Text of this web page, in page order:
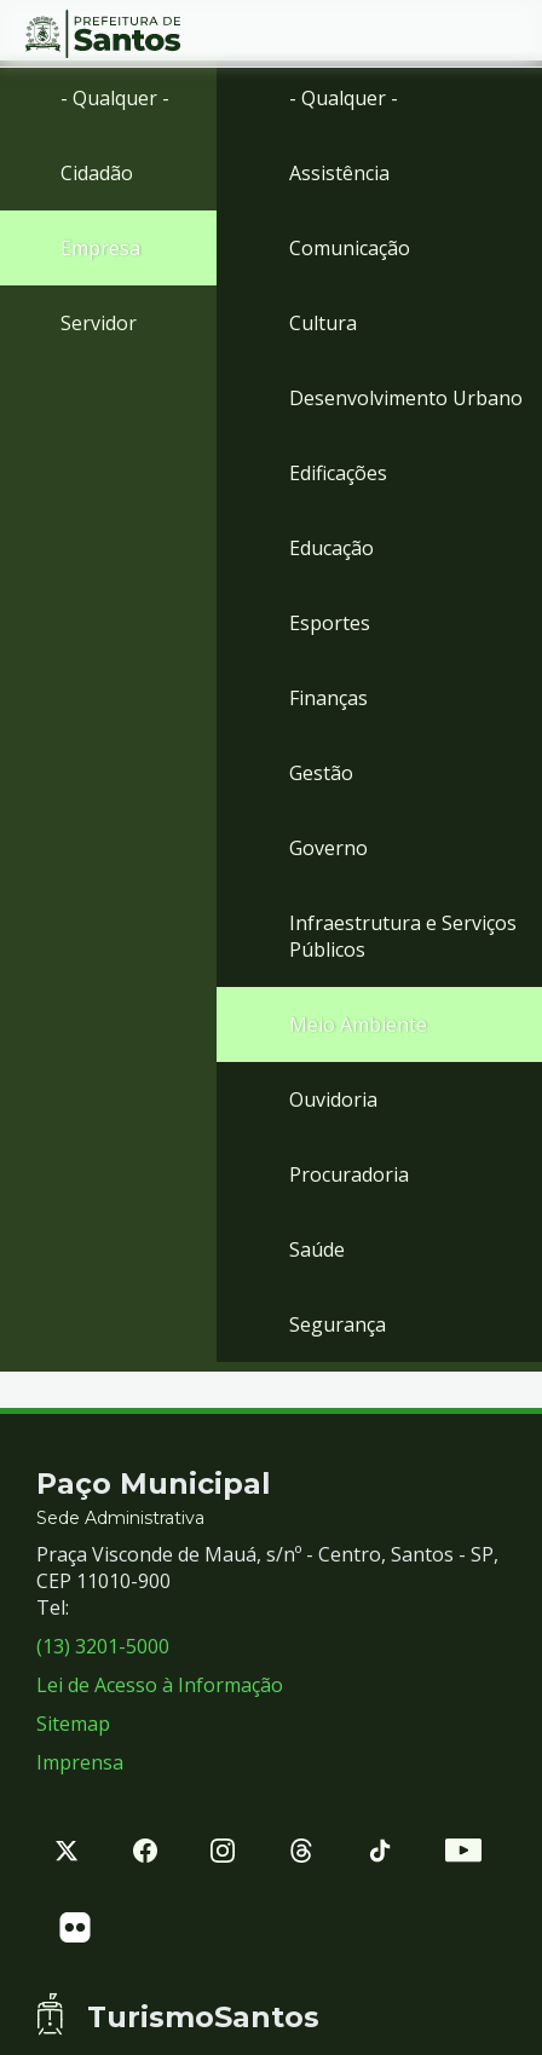
Ir
Ir
menu
Conteúdo
- Qualquer -
Cidadão
Empresa
Servidor
- Qualquer -
Assistência
Comunicação
Cultura
Desenvolvimento Urbano
Edificações
Educação
Esportes
Finanças
Gestão
Governo
Infraestrutura e Serviços
Públicos
Meio Ambiente
Ouvidoria
Procuradoria
Saúde
Segurança
Contato
e
Redes
Sociais
Paço Municipal
Sede Administrativa
Praça Visconde de Mauá, s/nº - Centro, Santos - SP,
CEP 11010-900
Tel:
(13) 3201-5000
Lei de Acesso à Informação
Sitemap
Imprensa
TurismoSantos